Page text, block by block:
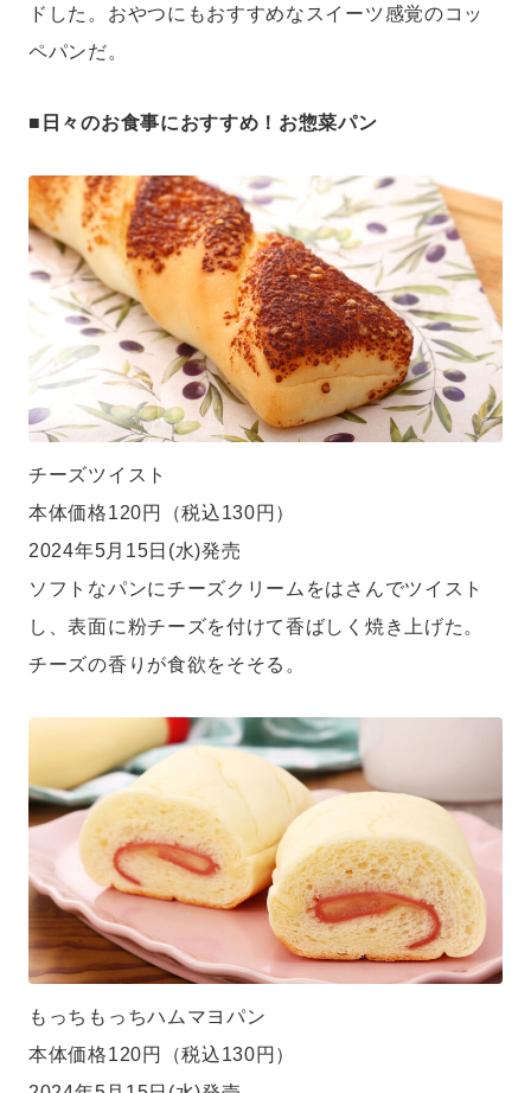
ドした。おやつにもおすすめなスイーツ感覚のコッ
ペパンだ。
■日々のお食事におすすめ！お惣菜パン
チーズツイスト
本体価格120円（税込130円）
2024年5月15日(水)発売
ソフトなパンにチーズクリームをはさんでツイスト
し、表面に粉チーズを付けて香ばしく焼き上げた。
チーズの香りが食欲をそそる。
もっちもっちハムマヨパン
本体価格120円（税込130円）